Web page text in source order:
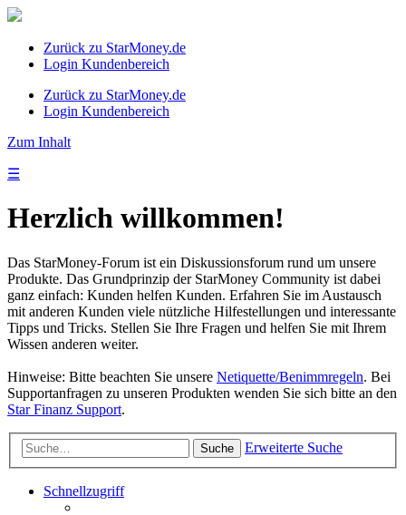
Zurück zu StarMoney.de
Login Kundenbereich
Zurück zu StarMoney.de
Login Kundenbereich
Zum Inhalt
☰
Herzlich willkommen!
Das StarMoney-Forum ist ein Diskussionsforum rund um unsere
Produkte. Das Grundprinzip der StarMoney Community ist dabei
ganz einfach: Kunden helfen Kunden. Erfahren Sie im Austausch
mit anderen Kunden viele nützliche Hilfestellungen und interessante
Tipps und Tricks. Stellen Sie Ihre Fragen und helfen Sie mit Ihrem
Wissen anderen weiter.
Hinweise: Bitte beachten Sie unsere Netiquette/Benimmregeln. Bei
Supportanfragen zu unseren Produkten wenden Sie sich bitte an den
Star Finanz Support.
Suche Erweiterte Suche
Schnellzugriff